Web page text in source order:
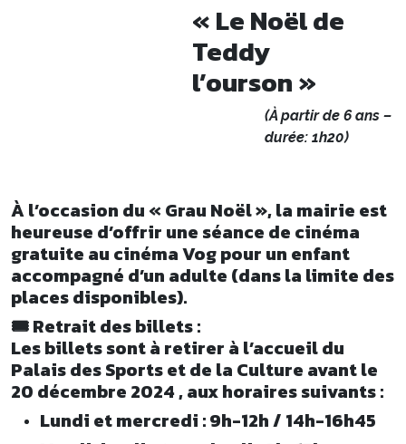
« Le Noël de
Teddy
l’ourson »
(À partir de 6 ans –
durée: 1h20)
À l’occasion du « Grau Noël », la mairie est
heureuse d’offrir une séance de cinéma
gratuite au cinéma Vog pour un enfant
accompagné d’un adulte (dans la limite des
places disponibles).
🎟️ Retrait des billets :
Les billets sont à retirer à l’accueil du
Palais des Sports et de la Culture avant le
20 décembre 2024 , aux horaires suivants :
Lundi et mercredi : 9h-12h / 14h-16h45